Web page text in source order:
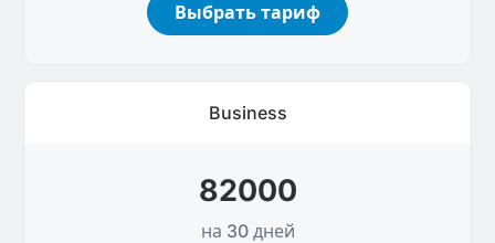
Выбрать тариф
Business
82000
на 30 дней